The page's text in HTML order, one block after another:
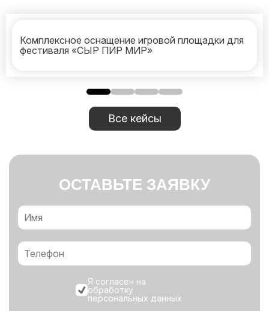
Комплексное оснащение игровой площадки для
фестиваля «СЫР ПИР МИР»
Все кейсы
ОСТАВЬТЕ ЗАЯВКУ
Я согласен на
обработку
персональных данных